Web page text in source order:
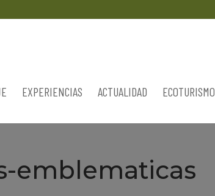
EXPERIENCIAS ACTUALIDAD ECOTURISMO
emblematicas